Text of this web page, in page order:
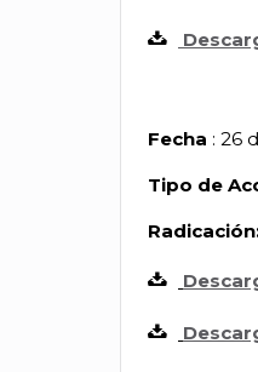
Fecha : 26
Tipo de